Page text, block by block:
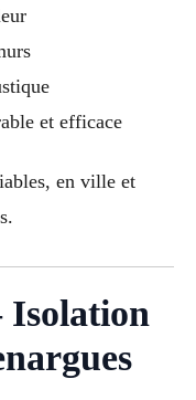
et efficace
en ville et
Isolation